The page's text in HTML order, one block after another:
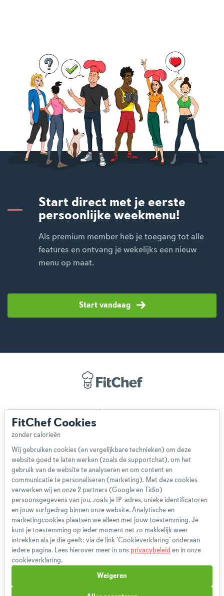
Start direct met je eerste
persoonlijke weekmenu!
Als premium member heb je toegang tot alle
features en ontvang je wekelijks een nieuw
menu op maat.
Start vandaag
Over ons
Blog
Disclaimer
Gebruikersvoorwaarden
Methodologie
Privacybeleid
Cookieverklaring
Betaalmethoden
Klachtenprocedure
Bestelling herroepen
Boeken
FitChef Cookies
Wij gebruiken cookies (en vergelijkbare technieken) om deze
website goed te laten werken (zoals de supportchat), om het
gebruik van de website te analyseren en om content en
communicatie te personaliseren (marketing). Met deze cookies
verwerken wij en onze 2 partners (Google en Tidio)
persoonsgegevens van jou, zoals je IP-adres, unieke identificatoren
en jouw surfgedrag binnen onze website. Analytische en
marketingcookies plaatsen we alleen met jouw toestemming. Je
kunt je toestemming op ieder moment net zo makkelijk weer
intrekken als je die geeft: via de link ‘Cookieverklaring’ onderaan
iedere pagina. Lees hierover meer in ons privacybeleid en in onze
cookieverklaring.
Weigeren